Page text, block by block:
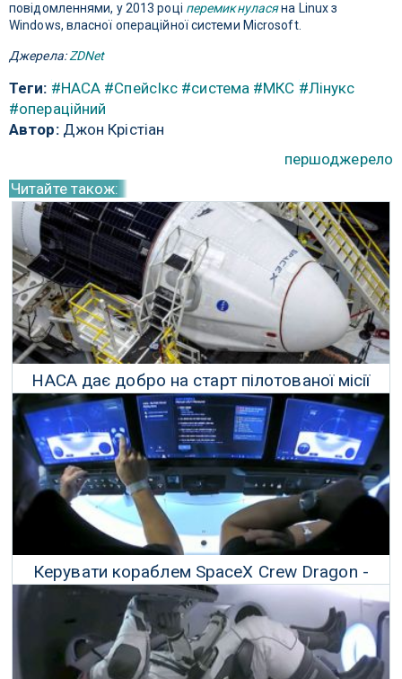
повідомленнями, у 2013 році перемикнуласяна Linux з
Windows, власної операційної системи Microsoft.
Джерела:ZDNet
Теги: #НАСА #СпейсІкс #система #МКС #Лінукс
#операційний
Автор:Джон Крістіан
першоджерело
Читайте також:
НАСА дає добро на старт пілотованої місії
СпейсІкс
24 Травня 2020 р.
Керувати кораблем SpaceX Crew Dragon -
все одно що грати в відеогру
02 Червня 2020 р.